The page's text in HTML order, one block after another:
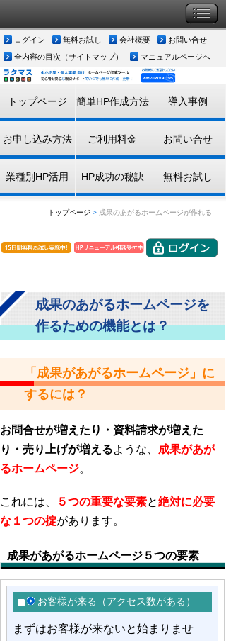
ログイン 無料お試し 会社概要
お問い合せ
全内容の目次（サイトマップ）
マニュアルページへ
トップページ 簡単HP作成方法 導入事例
お申し込み方法 ご利用料金 お問い合せ
業種別HP活用 HP成功の秘訣 無料お試し
トップページ > 成果のあがるホームページが作れる
成果のあがるホームページを
作るための機能とは？
「成果があがるホームページ」に
するには？
お問合せが増えたり・資料請求が増えた
り・売り上げが増えるような、 成果があが
るホームページ。
これには、 ５つの重要な要素と絶対に必要
な１つの掟があります。
成果があがるホームページ５つの要素
お客様が来る（アクセス数がある）
まずはお客様が来ないと始まりませ